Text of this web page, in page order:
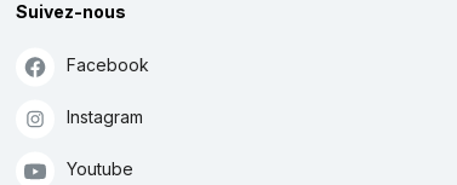
Suivez-nous
Facebook
Instagram
Youtube